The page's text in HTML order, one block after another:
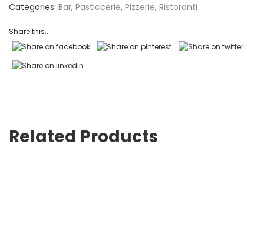
Categories: Bar, Pasticcerie, Pizzerie, Ristoranti
Share this...
Related Products